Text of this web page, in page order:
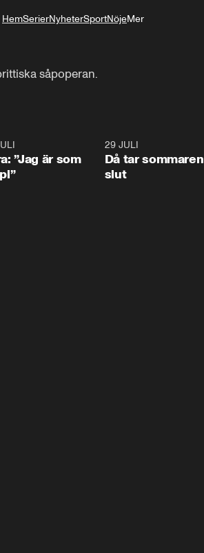
HemSerierNyheterSportNöjeMer
såpoperan.
”Jag är som
29 JULI
Då tar sommaren
slut